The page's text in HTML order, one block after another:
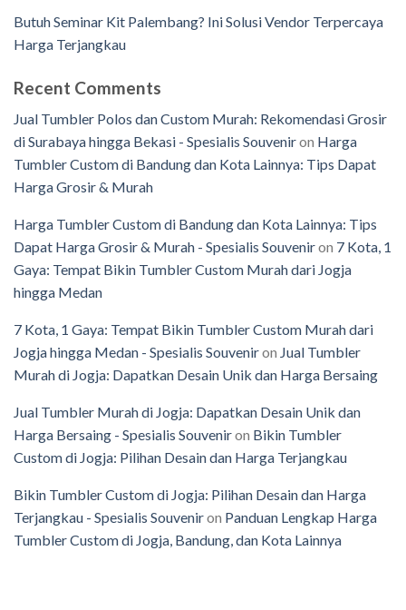
Butuh Seminar Kit Palembang? Ini Solusi Vendor Terpercaya
Harga Terjangkau
Recent Comments
Jual Tumbler Polos dan Custom Murah: Rekomendasi Grosir
di Surabaya hingga Bekasi - Spesialis Souveniron Harga
Tumbler Custom di Bandung dan Kota Lainnya: Tips Dapat
Harga Grosir & Murah
Harga Tumbler Custom di Bandung dan Kota Lainnya: Tips
Dapat Harga Grosir & Murah - Spesialis Souveniron 7 Kota, 1
Gaya: Tempat Bikin Tumbler Custom Murah dari Jogja
hingga Medan
7 Kota, 1 Gaya: Tempat Bikin Tumbler Custom Murah dari
Jogja hingga Medan - Spesialis Souveniron Jual Tumbler
Murah di Jogja: Dapatkan Desain Unik dan Harga Bersaing
Jual Tumbler Murah di Jogja: Dapatkan Desain Unik dan
Harga Bersaing - Spesialis Souveniron Bikin Tumbler
Custom di Jogja: Pilihan Desain dan Harga Terjangkau
Bikin Tumbler Custom di Jogja: Pilihan Desain dan Harga
Terjangkau - Spesialis Souveniron Panduan Lengkap Harga
Tumbler Custom di Jogja, Bandung, dan Kota Lainnya